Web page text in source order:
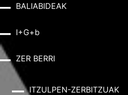
BALIABIDEAK
I+G+b
ZER BERRI
ITZULPEN-ZERBITZUAK